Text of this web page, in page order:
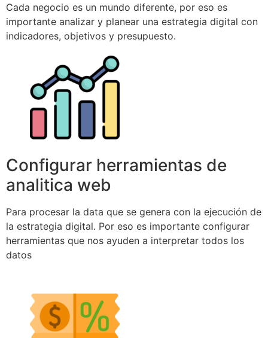
Cada negocio es un mundo diferente, por eso es
importante analizar y planear una estrategia digital con
indicadores, objetivos y presupuesto.
Configurar herramientas de
analitica web
Para procesar la data que se genera con la ejecución de
la estrategia digital. Por eso es importante configurar
herramientas que nos ayuden a interpretar todos los
datos